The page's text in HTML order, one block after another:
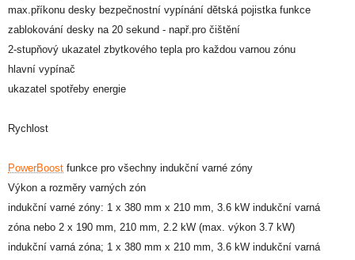
max.příkonu desky bezpečnostní vypínání dětská pojistka funkce
zablokování desky na 20 sekund - např.pro čištění
2-stupňový ukazatel zbytkového tepla pro každou varnou zónu
hlavní vypínač
ukazatel spotřeby energie
Rychlost
PowerBoost funkce pro všechny indukční varné zóny
Výkon a rozměry varných zón
indukční varné zóny: 1 x 380 mm x 210 mm, 3.6 kW indukční varná
zóna nebo 2 x 190 mm, 210 mm, 2.2 kW (max. výkon 3.7 kW)
indukční varná zóna; 1 x 380 mm x 210 mm, 3.6 kW indukční varná